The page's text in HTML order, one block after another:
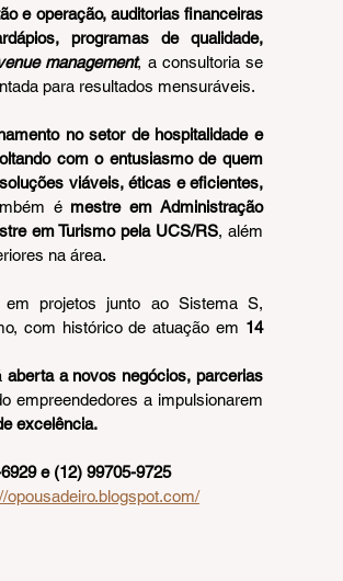
e operação, auditorias financeiras
programas de qualidade,
management, a consultoria se
para resultados mensuráveis.
no setor de hospitalidade e
com o entusiasmo de quem
viáveis, éticas e eficientes,
é mestre em Administração
em Turismo pela UCS/RS, além
na área.
projetos junto ao Sistema S,
com histórico de atuação em 14
aberta a novos negócios, parcerias
empreendedores a impulsionarem
excelência.
e (12) 99705-9725
opousadeiro.blogspot.com/